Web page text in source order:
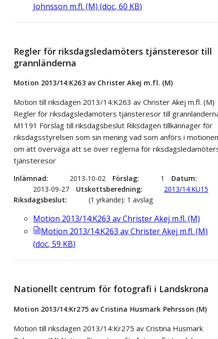
Johnsson m.fl. (M) (doc, 60 KB)
Regler för riksdagsledamöters tjänsteresor till
grannländerna
Motion 2013/14:K263 av Christer Akej m.fl. (M)
Motion till riksdagen 2013/14:K263 av Christer Akej m.fl. (M)
Regler för riksdagsledamöters tjänsteresor till
M1191 Förslag till riksdagsbeslut Riksdagen tillkännager för
riksdagsstyrelsen som sin mening vad som anförs i motionen
om att överväga att se över reglerna för
tjänsteresor
Inlämnad 2013-10-02 Förslag 1
Datum
2013-09-27
Utskottsberedning
2013/14:KU15
Riksdagsbeslut
(1 yrkande): 1 avslag
Motion 2013/14:K263 av Christer Akej m.fl. (M)
Motion 2013/14:K263 av Christer Akej m.fl. (M)
(doc, 59 KB)
Nationellt centrum för fotografi i Landskrona
Motion 2013/14:Kr275 av Cristina Husmark Pehrsson (M)
Motion till riksdagen 2013/14:Kr275 av Cristina Husmark